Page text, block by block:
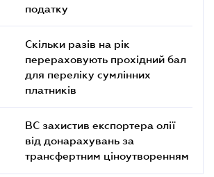
податку
Скільки разів на рік
перераховують прохідний бал
для переліку сумлінних
платників
ВС захистив експортера олії
від донарахувань за
трансфертним ціноутворенням